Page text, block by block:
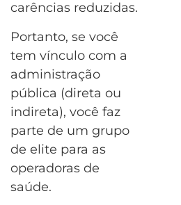
carências reduzidas.
Portanto, se você
tem vínculo com a
administração
pública (direta ou
indireta), você faz
parte de um grupo
de elite para as
operadoras de
saúde.